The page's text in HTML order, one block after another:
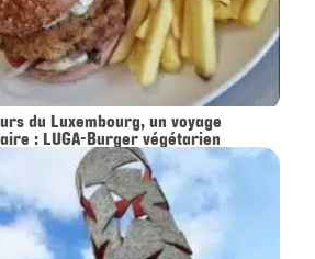
du Luxembourg, un voyage
: LUGA-Burger végétarien